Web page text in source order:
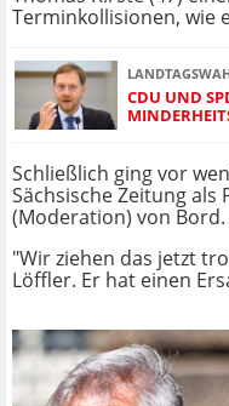
Terminkollisionen, wie
CDU UND
Schließlich ging vor
Sächsische Zeitung
(Moderation) von Bord.
"Wir ziehen das jetzt
Löffler. Er hat einen